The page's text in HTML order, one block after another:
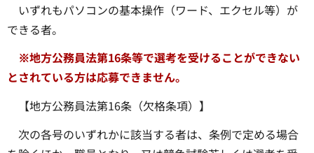
いずれもパソコンの基本操作（ワード、エクセル等）が
できる者。
※地方公務員法第16条等で選考を受けることができない
とされている方は応募できません。
【地方公務員法第16条（欠格条項）】
次の各号のいずれかに該当する者は、条例で定める場合